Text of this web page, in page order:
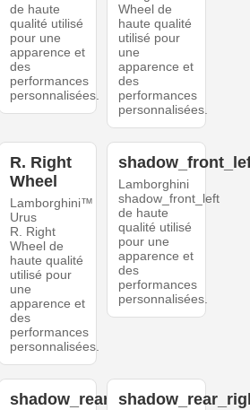
de haute
qualité utilisé
pour une
apparence et
des
performances
personnalisées.
Wheel de
haute qualité
utilisé pour
une
apparence et
des
performances
personnalisées.
R. Right
Wheel
Lamborghini™
Urus
R. Right
Wheel de
haute qualité
utilisé pour
une
apparence et
des
performances
personnalisées.
Lamborghini
shadow_front_left
de haute
qualité utilisé
pour une
apparence et
des
performances
personnalisées.
shadow_rear_left